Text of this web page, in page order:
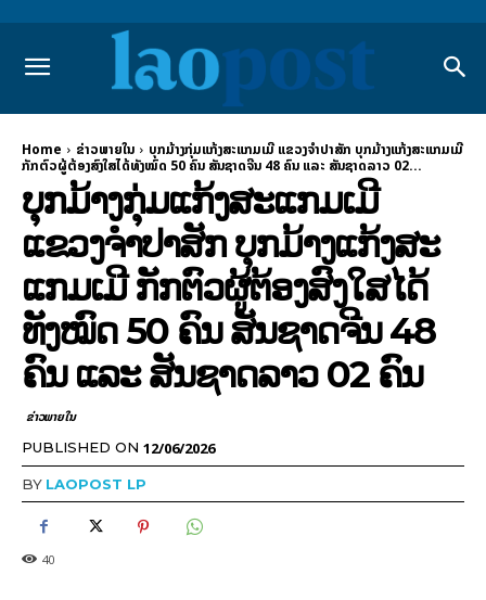
Home ຂ່າວພາຍ​ໃນ
ບຸກມ້າງກຸ່ມແກ້ງສະແກມເມີ ແຂວງຈໍາປາສັກ ບຸກມ້າງແກ້ງສະແກມເມີ
ກັກຕົວຜູ້ຕ້ອງສົງໃສໄດ້ທັງໝົດ 50 ຄົນ ສັນຊາດຈີນ 48 ຄົນ ແລະ ສັນຊາດລາວ 02...
ບຸກມ້າງກຸ່ມແກ້ງສະແກມເມີ
ແຂວງຈໍາປາສັກ ບຸກມ້າງແກ້ງສະ
ແກມເມີ ກັກຕົວຜູ້ຕ້ອງສົງໃສໄດ້
ທັງໝົດ 50 ຄົນ ສັນຊາດຈີນ 48
ຄົນ ແລະ ສັນຊາດລາວ 02 ຄົນ
ຂ່າວພາຍ​ໃນ
PUBLISHED ON 12/06/2026
BY LAOPOST LP
40